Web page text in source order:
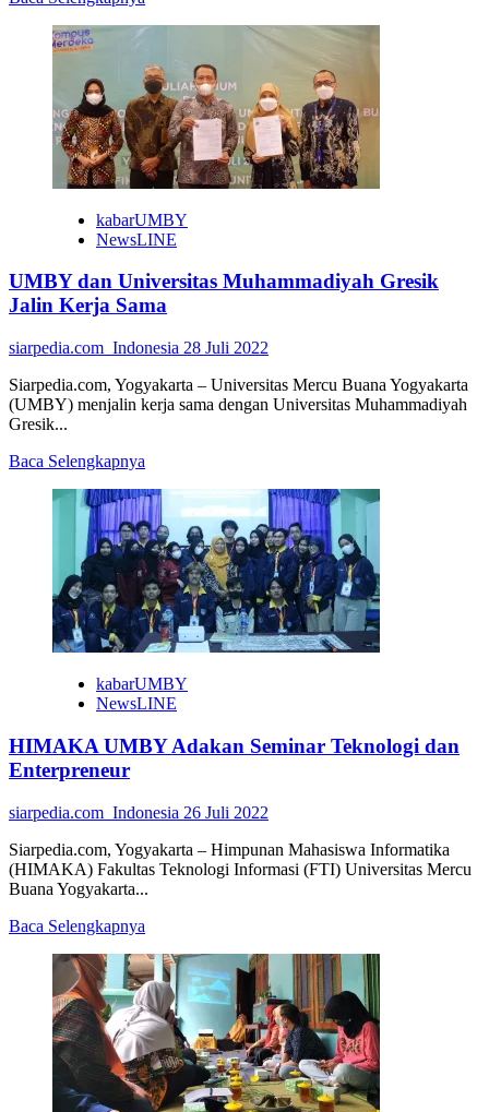
about
Kualitas
SDM,
PT
KAI
dan
UNY
Jalin
Kerja
Sama
kabarUMBY
NewsLINE
UMBY dan Universitas Muhammadiyah Gresik
Jalin Kerja Sama
siarpedia.com_Indonesia 28 Juli 2022
Siarpedia.com, Yogyakarta – Universitas Mercu Buana Yogyakarta
(UMBY) menjalin kerja sama dengan Universitas Muhammadiyah
Gresik...
Baca Selengkapnya
about
UMBY
dan
Universitas
Muhammadiyah
Gresik
Jalin
Kerja
Sama
kabarUMBY
NewsLINE
HIMAKA UMBY Adakan Seminar Teknologi dan
Enterpreneur
siarpedia.com_Indonesia 26 Juli 2022
Siarpedia.com, Yogyakarta – Himpunan Mahasiswa Informatika
(HIMAKA) Fakultas Teknologi Informasi (FTI) Universitas Mercu
Buana Yogyakarta...
Baca Selengkapnya
about
HIMAKA
UMBY
Adakan
Seminar
Teknologi
dan
Enterpreneur